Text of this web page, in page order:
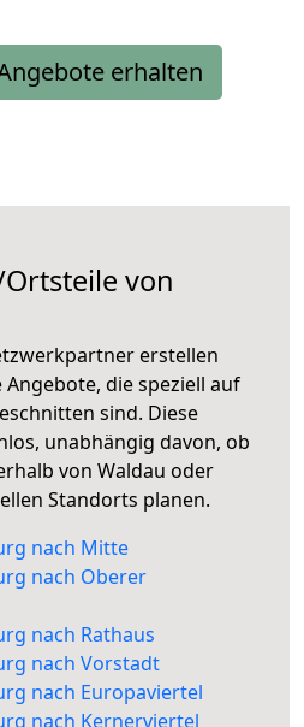
erhalten
von
erstellen
die speziell auf
sind. Diese
unabhängig davon, ob
von Waldau oder
Standorts planen.
nach Mitte
nach Oberer
nach Rathaus
nach Vorstadt
nach Europaviertel
nach Kernerviertel